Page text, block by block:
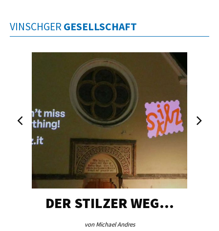
VINSCHGER GESELLSCHAFT
DER STILZER WEG…
von Michael Andres